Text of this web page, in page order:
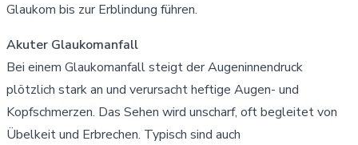
Glaukom bis zur Erblindung führen.
Akuter Glaukomanfall
Bei einem Glaukomanfall steigt der Augeninnendruck
plötzlich stark an und verursacht heftige Augen- und
Kopfschmerzen. Das Sehen wird unscharf, oft begleitet von
Übelkeit und Erbrechen. Typisch sind auch